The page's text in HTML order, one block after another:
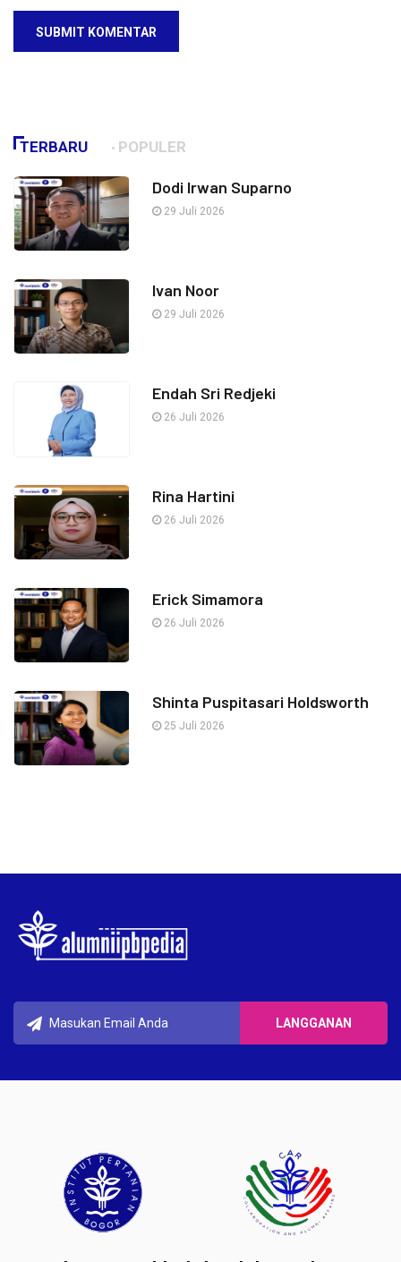
SUBMIT KOMENTAR
TERBARU POPULER
Dodi Irwan Suparno
29 Juli 2026
Ivan Noor
29 Juli 2026
Endah Sri Redjeki
26 Juli 2026
Rina Hartini
26 Juli 2026
Erick Simamora
26 Juli 2026
Shinta Puspitasari Holdsworth
25 Juli 2026